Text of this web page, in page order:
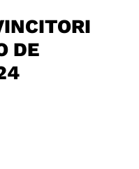
DE